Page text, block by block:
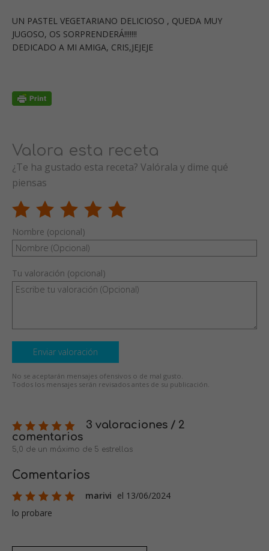
UN PASTEL VEGETARIANO DELICIOSO , QUEDA MUY
JUGOSO, OS SORPRENDERÁ!!!!!!!
DEDICADO A MI AMIGA, CRIS,JEJEJE
Valora esta receta
¿Te ha gustado esta receta? Valórala y dime qué
piensas
Nombre (opcional)
Tu valoración (opcional)
Enviar valoración
No se aceptarán mensajes ofensivos o de mal gusto.
Todos los mensajes serán revisados antes de su publicación.
3 valoraciones / 2
comentarios
5,0 de un máximo de 5 estrellas
Comentarios
marivi el 13/06/2024
lo probare